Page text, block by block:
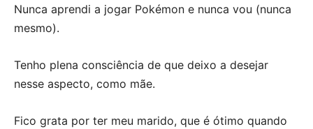
Nunca aprendi a jogar Pokémon e nunca vou (nunca
mesmo).
Tenho plena consciência de que deixo a desejar
nesse aspecto, como mãe.
Fico grata por ter meu marido, que é ótimo quando